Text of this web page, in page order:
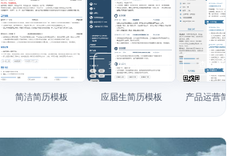
New
查看模板
简洁简历模板
查看模板
应届生简历模板
查看模板
产品运营简